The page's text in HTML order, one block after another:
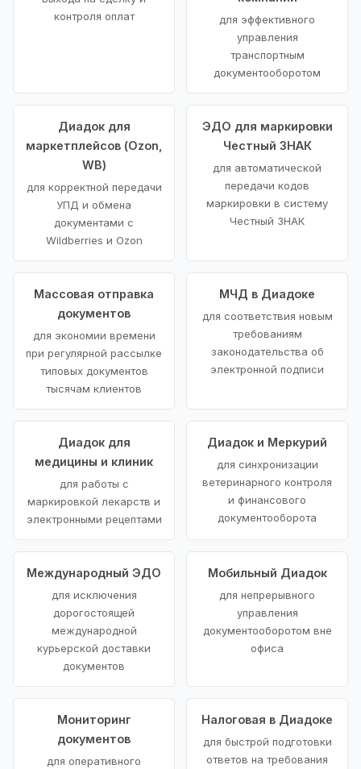
контроля оплат
для эффективного
управления
транспортным
документооборотом
Диадок для
маркетплейсов (Ozon,
WB)
для корректной передачи
УПД и обмена
документами с
Wildberries и Ozon
ЭДО для маркировки
Честный ЗНАК
для автоматической
передачи кодов
маркировки в систему
Честный ЗНАК
Массовая отправка
документов
для экономии времени
при регулярной рассылке
типовых документов
тысячам клиентов
МЧД в Диадоке
для соответствия новым
требованиям
законодательства об
электронной подписи
Диадок для
медицины и клиник
для работы с
маркировкой лекарств и
электронными рецептами
Диадок и Меркурий
для синхронизации
ветеринарного контроля
и финансового
документооборота
Международный ЭДО
для исключения
дорогостоящей
международной
курьерской доставки
документов
Мобильный Диадок
для непрерывного
управления
документооборотом вне
офиса
Мониторинг
документов
для оперативного
Налоговая в Диадоке
для быстрой подготовки
ответов на требования